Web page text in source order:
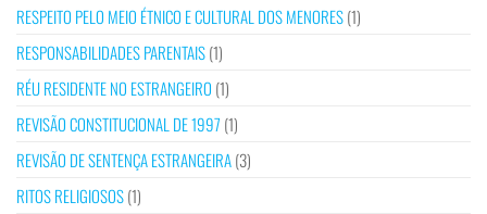
RESPEITO PELO MEIO ÉTNICO E CULTURAL DOS MENORES(1)
RESPONSABILIDADES PARENTAIS(1)
RÉU RESIDENTE NO ESTRANGEIRO (1)
REVISÃO CONSTITUCIONAL DE 1997 (1)
REVISÃO DE SENTENÇA ESTRANGEIRA(3)
RITOS RELIGIOSOS(1)